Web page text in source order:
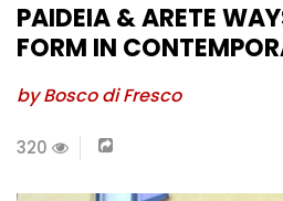
PAIDEIA & ARETE
FORM IN
by Bosco di Fresco
320